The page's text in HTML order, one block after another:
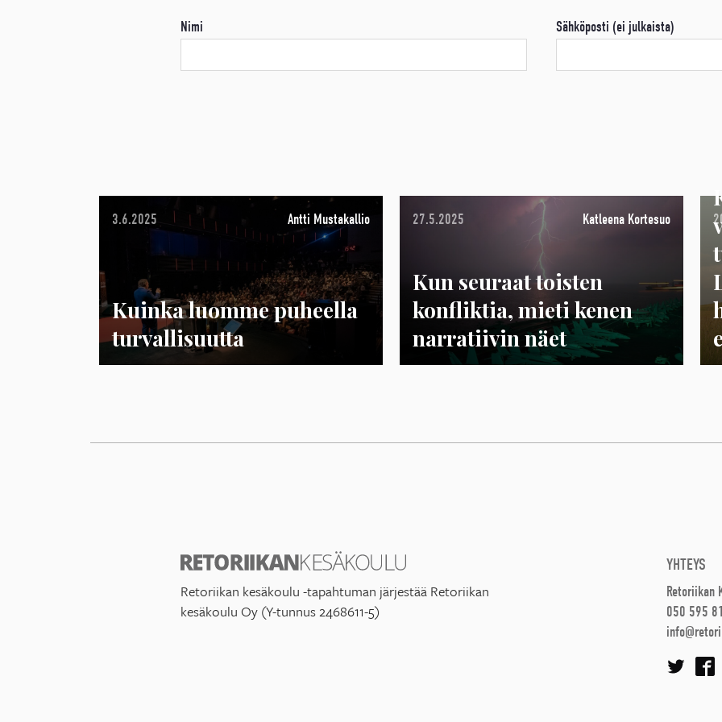
Nimi Sähköposti (ei julkaista)
3.6.2025 Antti Mustakallio
Kuinka luomme puheella
turvallisuutta
27.5.2025 Katleena Kortesuo
Kun seuraat toisten
konfliktia, mieti kenen
narratiivin näet
Retoriikan kesäkoulu -tapahtuman järjestää Retoriikan
kesäkoulu Oy (Y-tunnus 2468611-5)
YHTEYS
Retoriikan
050 595